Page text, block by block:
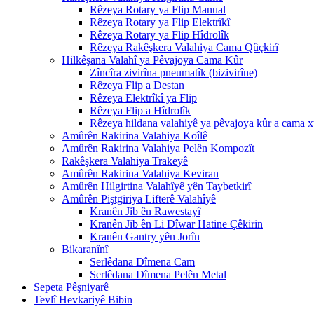
Rêzeya Rotary ya Flip Manual
Rêzeya Rotary ya Flip Elektrîkî
Rêzeya Rotary ya Flip Hîdrolîk
Rêzeya Rakêşkera Valahiya Cama Qûçkirî
Hilkêşana Valahî ya Pêvajoya Cama Kûr
Zîncîra zivirîna pneumatîk (bizivirîne)
Rêzeya Flip a Destan
Rêzeya Elektrîkî ya Flip
Rêzeya Flip a Hîdrolîk
Rêzeya hildana valahiyê ya pêvajoya kûr a cama
Amûrên Rakirina Valahiya Koîlê
Amûrên Rakirina Valahiya Pelên Kompozît
Rakêşkera Valahiya Trakeyê
Amûrên Rakirina Valahiya Keviran
Amûrên Hilgirtina Valahîyê yên Taybetkirî
Amûrên Piştgiriya Lifterê Valahîyê
Kranên Jib ên Rawestayî
Kranên Jib ên Li Dîwar Hatine Çêkirin
Kranên Gantry yên Jorîn
Bikaranînî
Serlêdana Dîmena Cam
Serlêdana Dîmena Pelên Metal
Sepeta Pêşniyarê
Tevlî Hevkariyê Bibin